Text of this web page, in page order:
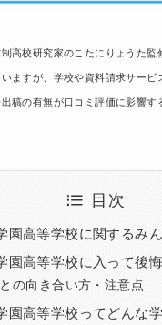
高校研究家のこたにりょうた監
ますが、学校や資料請求サービ
稿の有無が口コミ評価に影響す
目次
園高等学校に関するみ
園高等学校に入って後
の向き合い方・注意点
園高等学校ってどんな